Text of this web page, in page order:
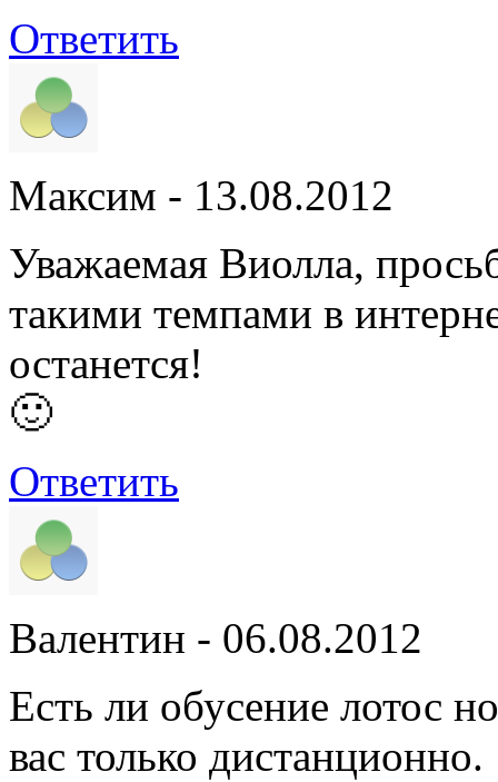
Ответить
Максим - 13.08.2012
Уважаемая Виолла,
такими темпами в
останется!
🙂
Ответить
Валентин - 06.08.2012
Есть ли обусение лотос
вас только дистанционно.